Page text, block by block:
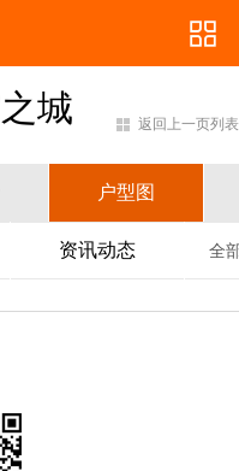
城 返回上一页列表
户型图
资讯动态 全